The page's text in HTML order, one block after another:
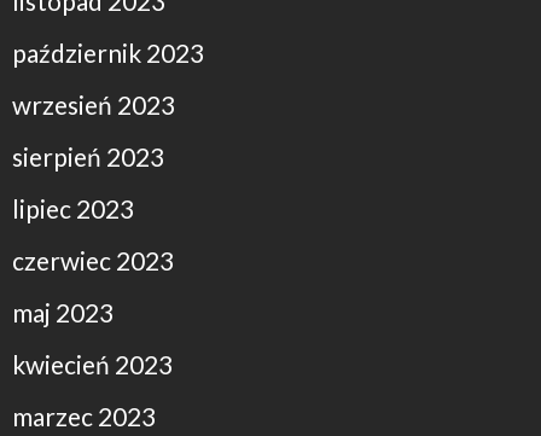
październik 2023
wrzesień 2023
sierpień 2023
lipiec 2023
czerwiec 2023
maj 2023
kwiecień 2023
marzec 2023